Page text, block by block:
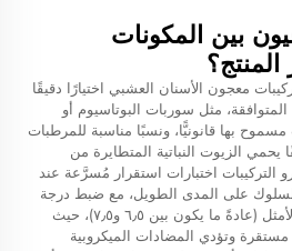
بين المكونات
المنتج؟
معجون الأسنان العشبي اختيارًا دقيقًا
مثل سوربات البوتاسيوم أو
بها قانونيًّا، ونسبًا مناسبة للمرطبات
يحمي الزيوت النباتية المتطايرة من
التركيبات اختبارات استقرار مُسرَّعة عند
على المدى الطويل، مع ضبط درجة
الحموضة (pH) ضمن النطاق الأمثل (عادةً ما يكون بين ٦٫٥ و٧٫٥)، حيث
مستقرة وتؤدي المضادات الميكروبية